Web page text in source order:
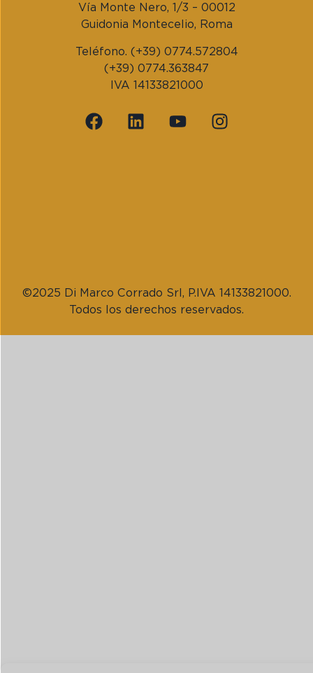
Vía Monte Nero, 1/3 – 00012
Guidonia Montecelio, Roma
Teléfono. (+39) 0774.572804
(+39) 0774.363847
IVA 14133821000
©2025 Di Marco Corrado Srl, P.IVA 14133821000.
Todos los derechos reservados.